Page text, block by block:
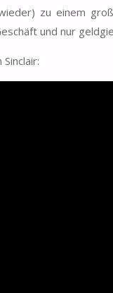
zu einem
und nur